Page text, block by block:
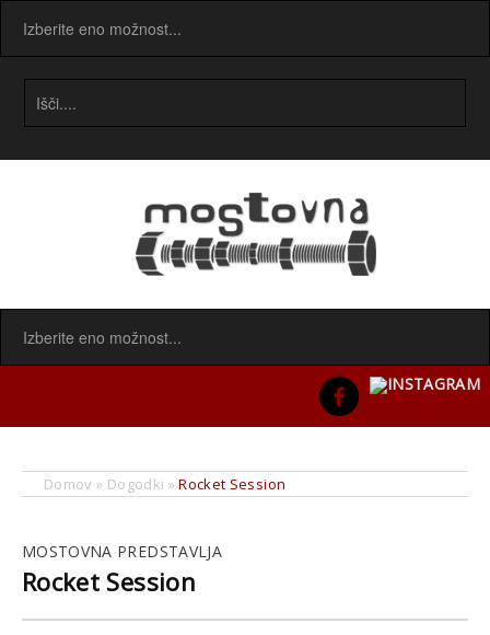
Domov » Dogodki »Rocket Session
MOSTOVNA PREDSTAVLJA
Rocket Session